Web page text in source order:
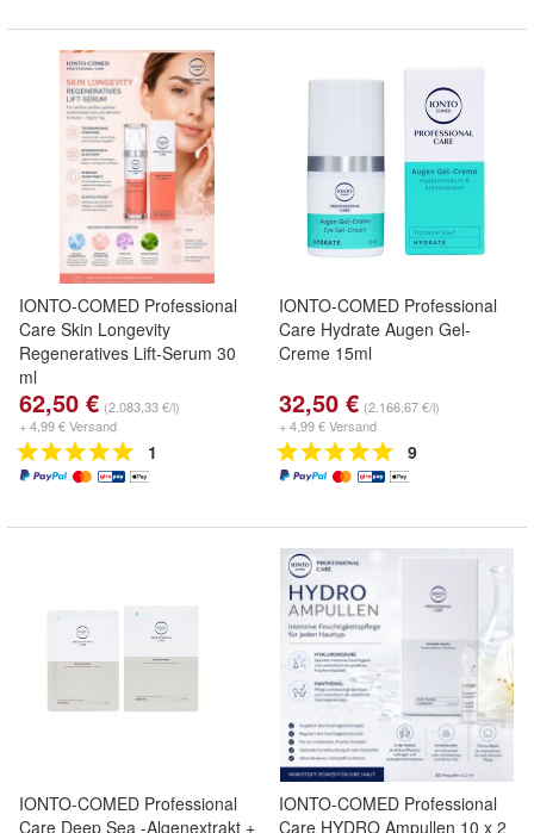
IONTO-COMED Professional
Care Skin Longevity
Regeneratives Lift-Serum 30
ml
62,50 € (2.083,33 €/l)
+ 4,99 € Versand
1
IONTO-COMED Professional
Care Hydrate Augen Gel-
Creme 15ml
32,50 € (2.166,67 €/l)
+ 4,99 € Versand
9
IONTO-COMED Professional
Care Deep Sea -Algenextrakt +
IONTO-COMED Professional
Care HYDRO Ampullen 10 x 2